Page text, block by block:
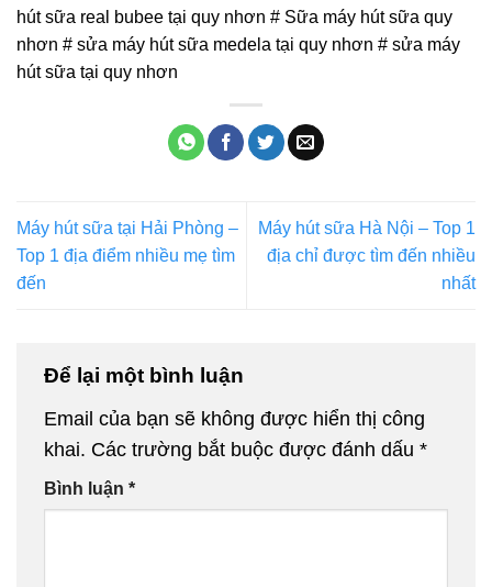
hút sữa real bubee tại quy nhơn # Sữa máy hút sữa quy
nhơn # sửa máy hút sữa medela tại quy nhơn # sửa máy
hút sữa tại quy nhơn
Máy hút sữa tại Hải Phòng –
Top 1 địa điểm nhiều mẹ tìm
đến
Máy hút sữa Hà Nội – Top 1
địa chỉ được tìm đến nhiều
nhất
Để lại một bình luận
Email của bạn sẽ không được hiển thị công
khai. Các trường bắt buộc được đánh dấu *
Bình luận *